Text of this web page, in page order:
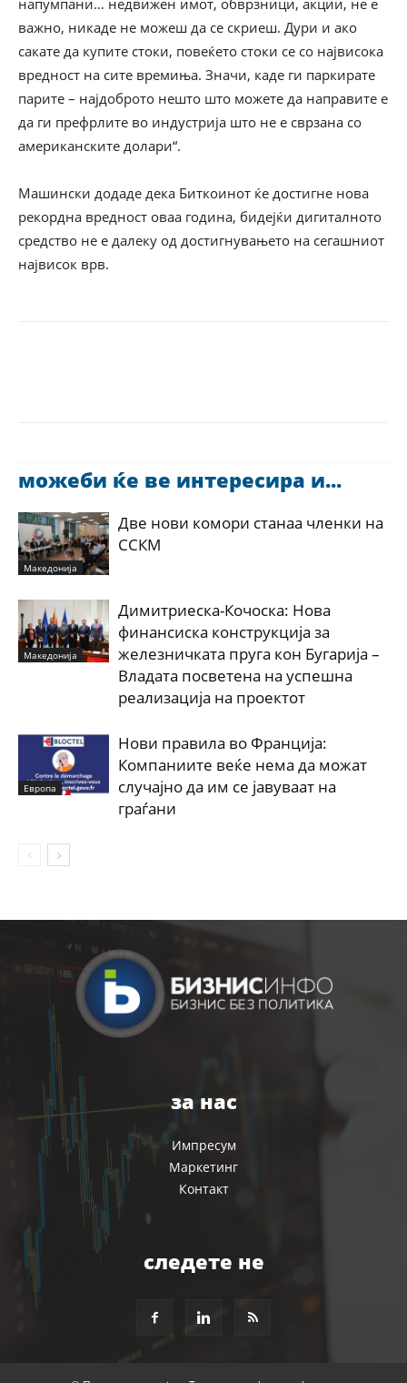
напумпани… недвижен имот, обврзници, акции, не е
важно, никаде не можеш да се скриеш. Дури и ако
сакате да купите стоки, повеќето стоки се со највисока
вредност на сите времиња. Значи, каде ги паркирате
парите – најдоброто нешто што можете да направите е
да ги префрлите во индустрија што не е сврзана со
американските долари“.
Машински додаде дека Биткоинот ќе достигне нова
рекордна вредност оваа година, бидејќи дигиталното
средство не е далеку од достигнувањето на сегашниот
највисок врв.
можеби ќе ве интересира и...
Македонија
Две нови комори станаа членки на
ССКМ
Македонија
Димитриеска-Кочоска: Нова
финансиска конструкција за
железничката пруга кон Бугарија –
Владата посветена на успешна
реализација на проектот
Европа
Нови правила во Франција:
Компаниите веќе нема да можат
случајно да им се јавуваат на
граѓани
за нас
Импресум
Маркетинг
Контакт
следете не